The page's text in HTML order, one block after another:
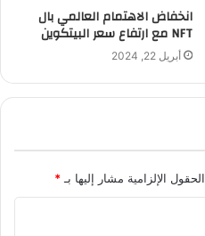
انخفاض الاهتمام العالمي بال
NFT مع ارتفاع سعر البيتكوين
أبريل 22, 2024
الحقول الإلزامية مشار إليها بـ *